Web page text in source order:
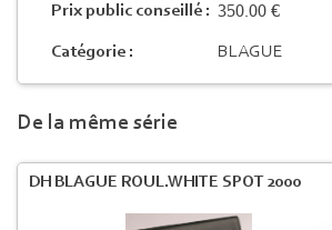
Prix public conseillé : 350.00 €
Catégorie : BLAGUE
De la même série
DH BLAGUE ROUL.WHITE SPOT 2000